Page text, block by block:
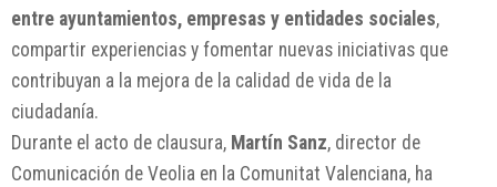
entre ayuntamientos, empresas y entidades sociales,
compartir experiencias y fomentar nuevas iniciativas que
contribuyan a la mejora de la calidad de vida de la
ciudadanía.
Durante el acto de clausura, Martín Sanz, director de
Comunicación de Veolia en la Comunitat Valenciana, ha